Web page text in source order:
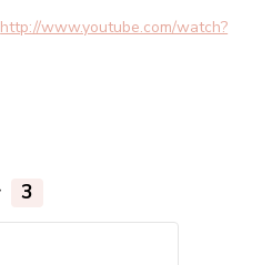
http://www.youtube.com/watch?
3